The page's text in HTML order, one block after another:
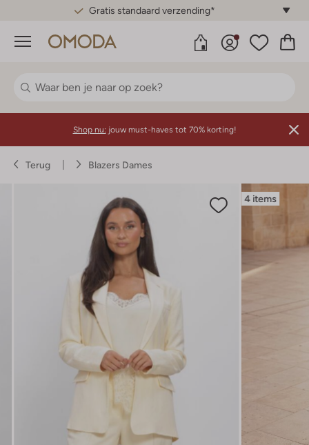
Gratis standaard verzending*
Menu
Shop nu: jouw must-haves tot 70% korting!
Terug Blazers Dames
4 items